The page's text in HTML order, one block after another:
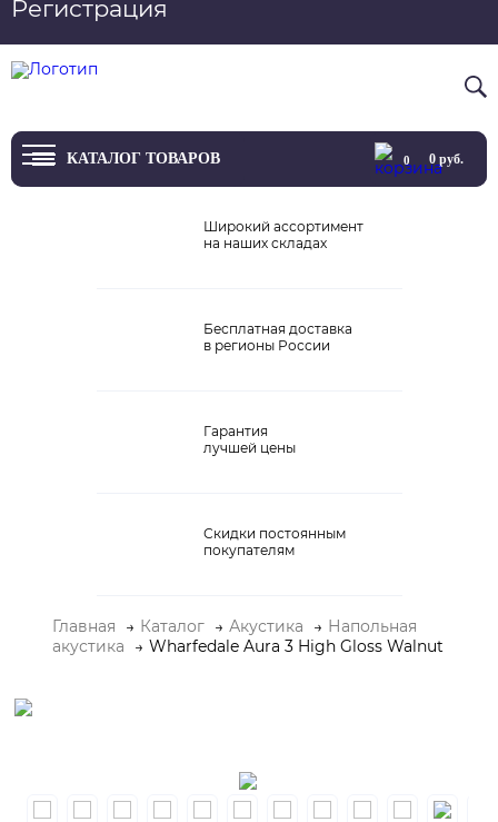
Регистрация
Вход
КАТАЛОГ ТОВАРОВ
Виниловые проигрыватели
Домашние кинотеатры
Портативный Hi-Fi
0 0руб.
Широкий ассортимент
на наших складах
Бесплатная доставка
в регионы России
Гарантия
лучшей цены
Скидки постоянным
покупателям
Главная Каталог Акустика
Напольная
акустика
Wharfedale Aura 3 High Gloss Walnut